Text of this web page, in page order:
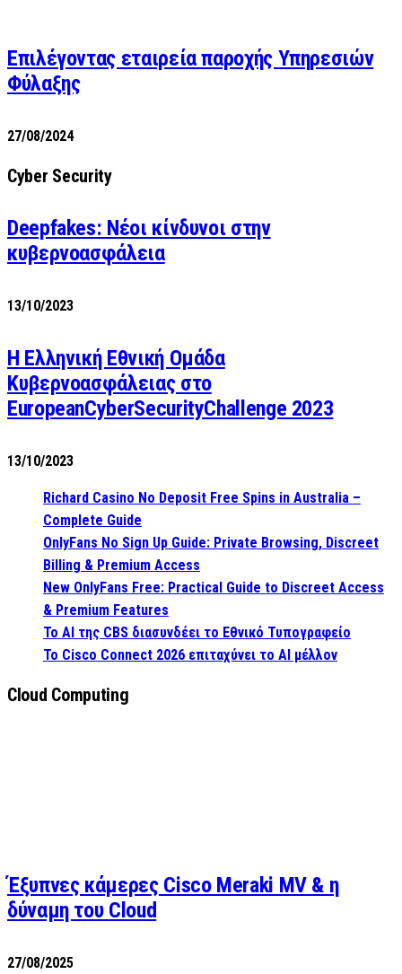
Επιλέγοντας εταιρεία παροχής Υπηρεσιών
Φύλαξης
27/08/2024
Cyber Security
Deepfakes: Νέοι κίνδυνοι στην
κυβερνοασφάλεια
13/10/2023
Η Ελληνική Εθνική Ομάδα
Κυβερνοασφάλειας στο
EuropeanCyberSecurityChallenge 2023
13/10/2023
Richard Casino No Deposit Free Spins in Australia –
Complete Guide
OnlyFans No Sign Up Guide: Private Browsing, Discreet
Billing & Premium Access
New OnlyFans Free: Practical Guide to Discreet Access
& Premium Features
Το AI της CBS διασυνδέει το Εθνικό Τυπογραφείο
Το Cisco Connect 2026 επιταχύνει το AI μέλλον
Cloud Computing
Έξυπνες κάμερες Cisco Meraki MV & η
δύναμη του Cloud
27/08/2025